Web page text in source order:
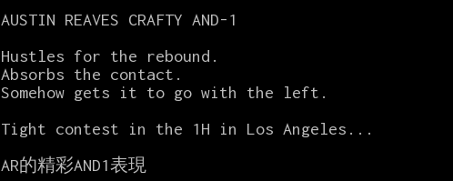
AUSTIN REAVES CRAFTY AND-1
Hustles for the rebound.
Absorbs the contact.
Somehow gets it to go with the left.
Tight contest in the 1H in Los Angeles...
AR的精彩AND1表現